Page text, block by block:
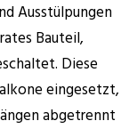
Ausstülpungen
Bauteil,
Diese
eingesetzt,
abgetrennt